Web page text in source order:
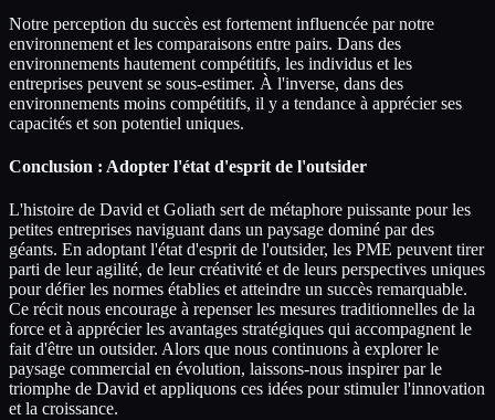
Notre perception du succès est fortement influencée par notre
environnement et les comparaisons entre pairs. Dans des
environnements hautement compétitifs, les individus et les
entreprises peuvent se sous-estimer. À l'inverse, dans des
environnements moins compétitifs, il y a tendance à apprécier ses
capacités et son potentiel uniques.
Conclusion : Adopter l'état d'esprit de l'outsider
L'histoire de David et Goliath sert de métaphore puissante pour les
petites entreprises naviguant dans un paysage dominé par des
géants. En adoptant l'état d'esprit de l'outsider, les PME peuvent tirer
parti de leur agilité, de leur créativité et de leurs perspectives uniques
pour défier les normes établies et atteindre un succès remarquable.
Ce récit nous encourage à repenser les mesures traditionnelles de la
force et à apprécier les avantages stratégiques qui accompagnent le
fait d'être un outsider. Alors que nous continuons à explorer le
paysage commercial en évolution, laissons-nous inspirer par le
triomphe de David et appliquons ces idées pour stimuler l'innovation
et la croissance.